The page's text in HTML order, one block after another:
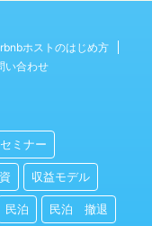
ホストのはじめ方
い合わせ
セミナー
収益モデル
民泊 民泊 撤退